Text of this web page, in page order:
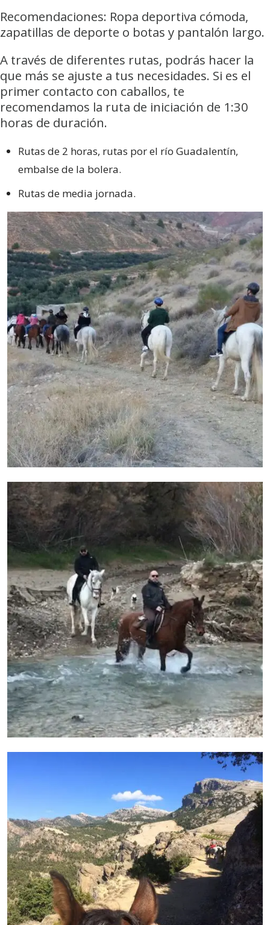
Recomendaciones: Ropa deportiva cómoda,
zapatillas de deporte o botas y pantalón largo.
A través de diferentes rutas, podrás hacer la
que más se ajuste a tus necesidades. Si es el
primer contacto con caballos, te
recomendamos la ruta de iniciación de 1:30
horas de duración.
Rutas de 2 horas, rutas por el río Guadalentín,
embalse de la bolera.
Rutas de media jornada.